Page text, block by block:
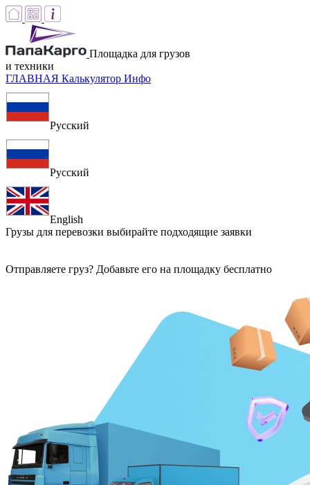
Площадка для грузов
и техники
ГЛАВНАЯ Калькулятор Инфо
Русский
Русский
English
Грузы для перевозки выбирайте подходящие заявки
Отправляете груз? Добавьте его на площадку бесплатно